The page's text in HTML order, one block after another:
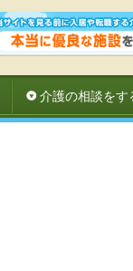
介護の相談をす